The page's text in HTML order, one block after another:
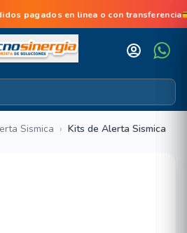
pagados en linea o con
Sismica › Kits de Alerta Sismica